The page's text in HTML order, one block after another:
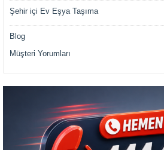
Şehir içi Ev Eşya Taşıma
Blog
Müşteri Yorumları